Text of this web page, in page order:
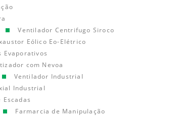
Ventilador Centrifugo Siroco
Eólico Eo-Elétrico
Evaporativos
com Nevoa
Ventilador Industrial
Industrial
Farmarcia de Manipulação